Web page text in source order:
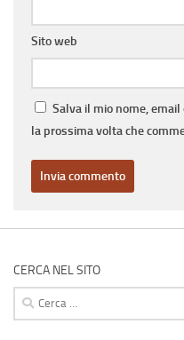
Sito web
Salva il mio nome,
la prossima volta che
CERCA NEL SITO
Ricerca
per: